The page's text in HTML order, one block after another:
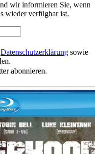
wir informieren Sie, wenn
wieder verfügbar ist.
Datenschutzerklärung sowie
abonnieren.